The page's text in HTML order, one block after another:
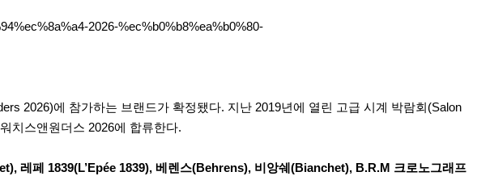
2026-%ec%b0%b8%ea%b0%80-
2026)에 참가하는 브랜드가 확정됐다. 지난 2019년에 열린 고급 시계 박람회(Salon
치스앤원더스 2026에 합류한다.
레페 1839(L’Epée 1839), 베렌스(Behrens), 비앙쉐(Bianchet), B.R.M 크로노그래프